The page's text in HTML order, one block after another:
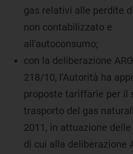
gas relativi alle perdite
non contabilizzato e
all'autoconsumo;
con la deliberazione
218/10, l'Autorità ha
proposte tariffarie per il
trasporto del gas
2011, in attuazione
di cui alla deliberazione